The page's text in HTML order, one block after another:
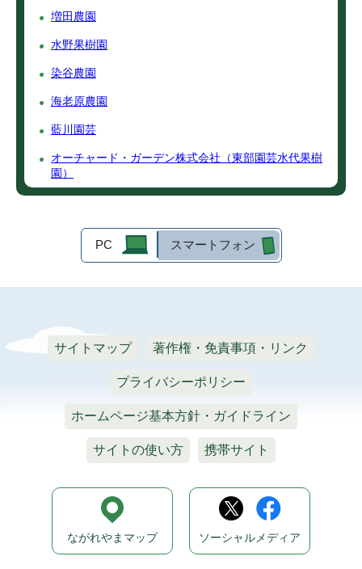
増田農園
水野果樹園
染谷農園
海老原農園
藍川園芸
オーチャード・ガーデン株式会社（東部園芸水代果樹
園）
PC スマートフォン
サイトマップ 著作権・免責事項・リンク
プライバシーポリシー
ホームページ基本方針・ガイドライン
サイトの使い方 携帯サイト
ながれやまマップ ソーシャルメディア